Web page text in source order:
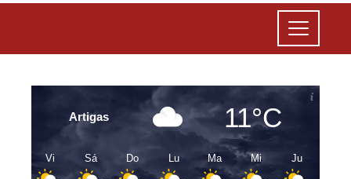
Artigas 11°C
Vi Sá Do Lu Ma Mi Ju